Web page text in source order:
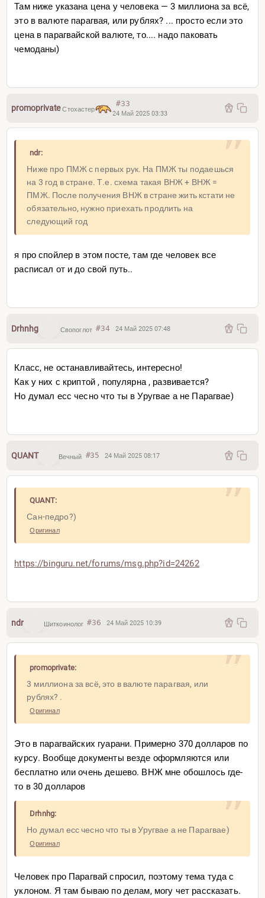
Не переключайтесь
Там ниже указана цена у человека — 3 миллиона за всё,
это в валюте парагвая, или рублях? ... просто если это
цена в парагвайской валюте, то.... надо паковать
чемоданы)
promoprivateСтохастер
#33
24 Май 2025 03:33
ndr:
Ниже про ПМЖ с первых рук. На ПМЖ ты подаешься
на 3 год в стране. Т.е. схема такая ВНЖ + ВНЖ =
ПМЖ. После получения ВНЖ в стране жить кстати не
обязательно, нужно приехать продлить на
следующий год
я про спойлер в этом посте, там где человек все
расписал от и до свой путь..
Drhnhg Свопоглот #34 24 Май 2025 07:48
Класс, не останавливайтесь, интересно!
Как у них с криптой , популярна , развивается?
Но думал есс чесно что ты в Уругвае а не Парагвае)
QUANT Вечный #35 24 Май 2025 08:17
QUANT:
Сан-педро?)
Оригинал
https://binguru.net/forums/msg.php?id=24262
ndr Шиткоинолог #36 24 Май 2025 10:39
promoprivate:
3 миллиона за всё, это в валюте парагвая, или
рублях? .
Оригинал
Это в парагвайских гуарани. Примерно 370 долларов по
курсу. Вообще документы везде оформляются или
бесплатно или очень дешево. ВНЖ мне обошлось где-
то в 30 долларов
Drhnhg:
Но думал есс чесно что ты в Уругвае а не Парагвае)
Оригинал
Человек про Парагвай спросил, поэтому тема туда с
уклоном. Я там бываю по делам, могу чет рассказать.